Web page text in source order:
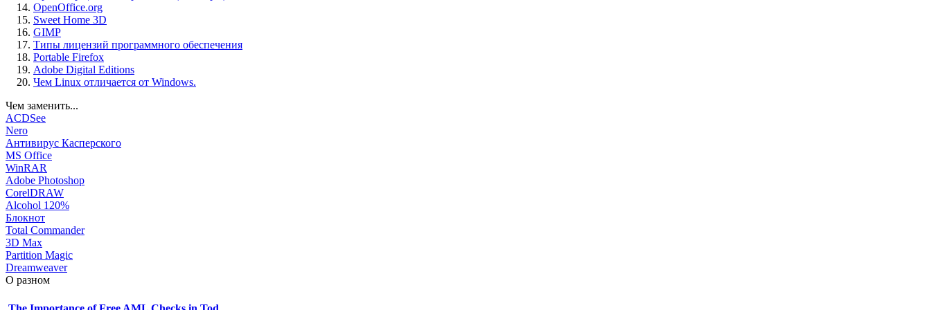
OpenOffice.org
Sweet Home 3D
GIMP
Типы лицензий программного обеспечения
Portable Firefox
Adobe Digital Editions
Чем Linux отличается от Windows.
Чем заменить...
ACDSee
Nero
Антивирус Касперского
MS Office
WinRAR
Adobe Photoshop
CorelDRAW
Alcohol 120%
Блокнот
Total Commander
3D Max
Partition Magic
Dreamweaver
О разном